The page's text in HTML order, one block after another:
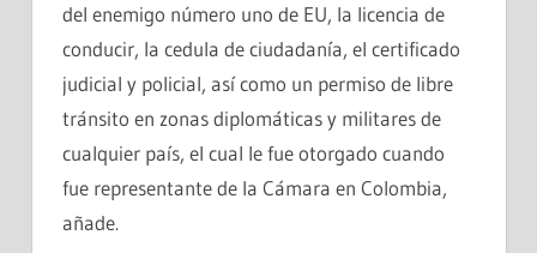
del enemigo número uno de EU, la licencia de
conducir, la cedula de ciudadanía, el certificado
judicial y policial, así como un permiso de libre
tránsito en zonas diplomáticas y militares de
cualquier país, el cual le fue otorgado cuando
fue representante de la Cámara en Colombia,
añade.